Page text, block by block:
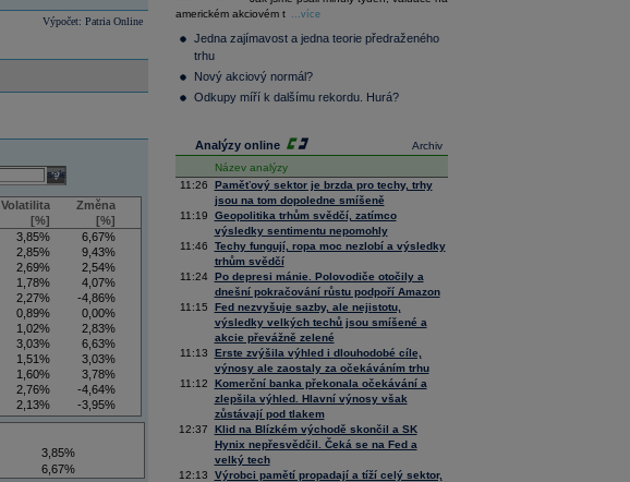
Výpočet: Patria Online
select
Volatilita
[%]
Změna
[%]
3,85%
6,67%
2,85%
9,43%
2,69%
2,54%
1,78%
4,07%
2,27%
-4,86%
0,89%
0,00%
1,02%
2,83%
3,03%
6,63%
1,51%
3,03%
1,60%
3,78%
2,76%
-4,64%
2,13%
-3,95%
3,50%
5,88%
3,85%
6,67%
Composite
Index
36 145,83 0,96
Performance
index
4 002,77
americkém akciovém t
...více
Jedna zajímavost a jedna teorie předraženého
trhu
Nový akciový normál?
Odkupy míří k dalšímu rekordu. Hurá?
Archiv
Analýzy online
Název analýzy
11:26
Paměťový sektor je brzda pro techy, trhy
jsou na tom dopoledne smíšeně
11:19
Geopolitika trhům svědčí, zatímco
výsledky sentimentu nepomohly
11:46
Techy fungují, ropa moc nezlobí a výsledky
trhům svědčí
11:24
Po depresi mánie. Polovodiče otočily a
dnešní pokračování růstu podpoří Amazon
11:15
Fed nezvyšuje sazby, ale nejistotu,
výsledky velkých techů jsou smíšené a
akcie převážně zelené
11:13
Erste zvýšila výhled i dlouhodobé cíle,
výnosy ale zaostaly za očekáváním trhu
11:12
Komerční banka překonala očekávání a
zlepšila výhled. Hlavní výnosy však
zůstávají pod tlakem
12:37
Klid na Blízkém východě skončil a SK
Hynix nepřesvědčil. Čeká se na Fed a
velký tech
12:13
Výrobci pamětí propadají a tíží celý sektor,